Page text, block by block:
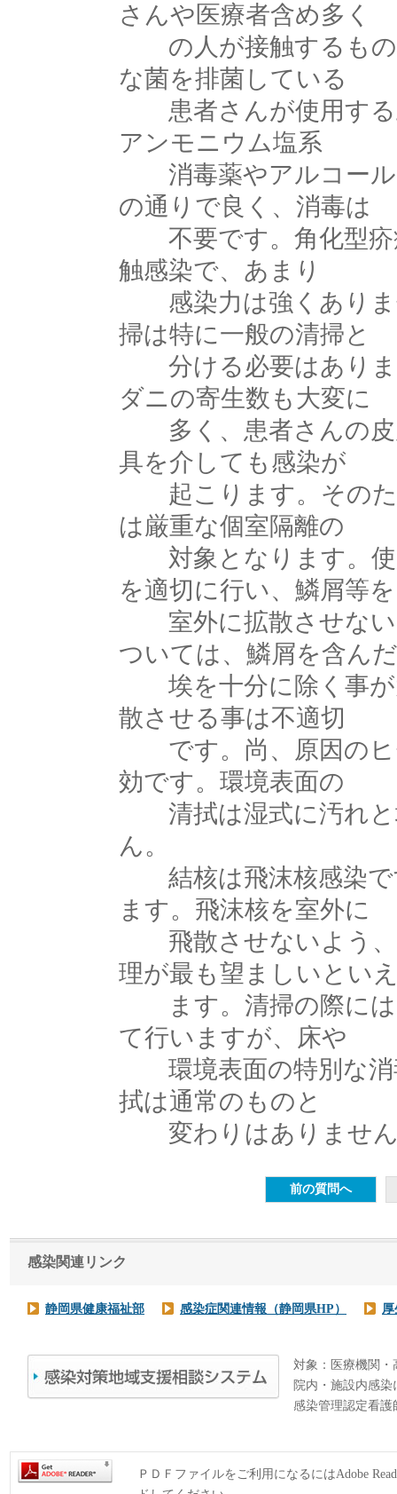
さんや医療者含め多く
の人が接触するもの
な菌を排菌している
患者さんが使用する
アンモニウム塩系
消毒薬やアルコール
の通りで良く、消毒は
不要です。角化型疥
触感染で、あまり
感染力は強くありま
掃は特に一般の清掃と
分ける必要はありま
ダニの寄生数も大変に
多く、患者さんの皮
具を介しても感染が
起こります。そのた
は厳重な個室隔離の
対象となります。使
を適切に行い、鱗屑等を
室外に拡散させない
ついては、鱗屑を含んだ
埃を十分に除く事が
散させる事は不適切
です。尚、原因のヒ
効です。環境表面の
清拭は湿式に汚れと
ん。
結核は飛沫核感染で
ます。飛沫核を室外に
飛散させないよう、
理が最も望ましいとい
ます。清掃の際には
て行いますが、床や
環境表面の特別な消
拭は通常のものと
変わりはありませ
感染関連リンク
静岡県健康福祉部 感染症関連情報（静岡県HP）
対象：医療機関・
院内・施設内感
感染管理認定看
ＰＤＦファイルをご利用になるにはAdobe